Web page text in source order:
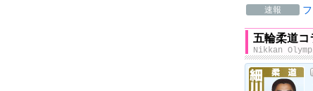
速報
五輪柔道コ
Nikkan